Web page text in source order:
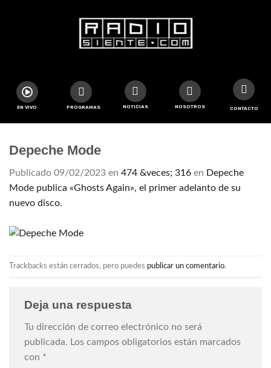
EN VIVO PROGRAMAS NOTICIAS NOSOTROS CONTACTO
Depeche Mode
Publicado 09/02/2023 en 474 &veces; 316 en Depeche
Mode publica «Ghosts Again», el primer adelanto de su
nuevo disco.
Trackbacks están cerrados, pero puedes publicar un comentario.
Deja una respuesta
Tu dirección de correo electrónico no será
publicada. Los campos obligatorios están marcados
con *